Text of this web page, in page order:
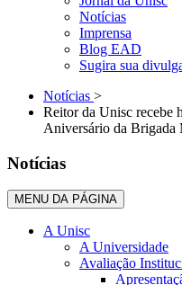
Notícias
Imprensa
Blog EAD
Sugira sua
Notícias >
Reitor da Unisc recebe
Aniversário da Brigada
Notícias
MENU DA PÁGINA
A Unisc
A Universidade
Avaliação